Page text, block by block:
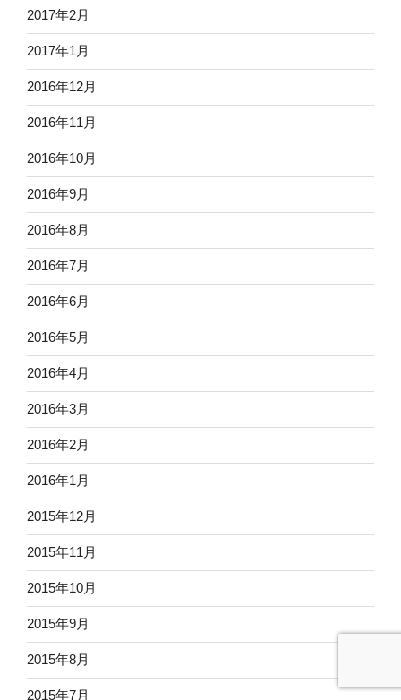
2017年2月
2017年1月
2016年12月
2016年11月
2016年10月
2016年9月
2016年8月
2016年7月
2016年6月
2016年5月
2016年4月
2016年3月
2016年2月
2016年1月
2015年12月
2015年11月
2015年10月
2015年9月
2015年8月
2015年7月